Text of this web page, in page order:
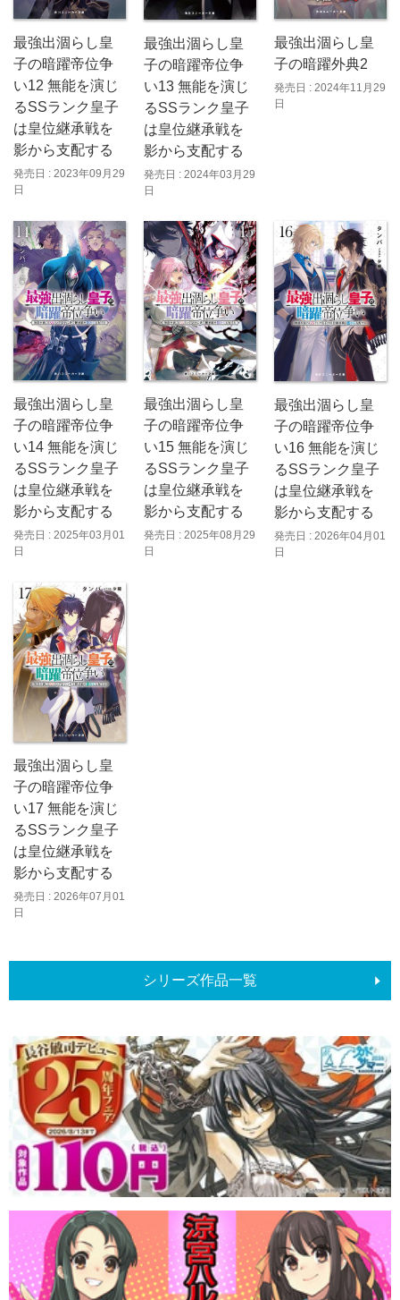
最強出涸らし皇
子の暗躍帝位争
い12 無能を演じ
るSSランク皇子
は皇位継承戦を
影から支配する
発売日 : 2023年09月29
日
最強出涸らし皇
子の暗躍帝位争
い13 無能を演じ
るSSランク皇子
は皇位継承戦を
影から支配する
発売日 : 2024年03月29
日
最強出涸らし皇
子の暗躍外典2
発売日 : 2024年11月29
日
最強出涸らし皇
子の暗躍帝位争
い14 無能を演じ
るSSランク皇子
は皇位継承戦を
影から支配する
発売日 : 2025年03月01
日
最強出涸らし皇
子の暗躍帝位争
い15 無能を演じ
るSSランク皇子
は皇位継承戦を
影から支配する
発売日 : 2025年08月29
日
最強出涸らし皇
子の暗躍帝位争
い16 無能を演じ
るSSランク皇子
は皇位継承戦を
影から支配する
発売日 : 2026年04月01
日
最強出涸らし皇
子の暗躍帝位争
い17 無能を演じ
るSSランク皇子
は皇位継承戦を
影から支配する
発売日 : 2026年07月01
日
シリーズ作品一覧